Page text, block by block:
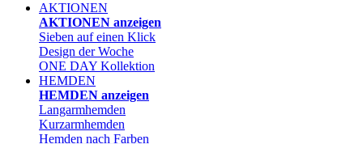
AKTIONEN
AKTIONEN anzeigen
Sieben auf einen Klick
Design der Woche
ONE DAY Kollektion
HEMDEN
HEMDEN anzeigen
Langarmhemden
Kurzarmhemden
Hemden nach Farben